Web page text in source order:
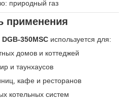
природный газ
применения
DGB-350MSCиспользуется для:
домов и коттеджей
и таунхаусов
кафе и ресторанов
котельных систем